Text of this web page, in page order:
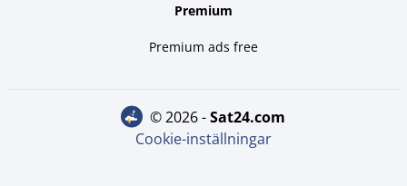
Premium
Premium ads free
© 2026 - sat24.com
Cookie-inställningar